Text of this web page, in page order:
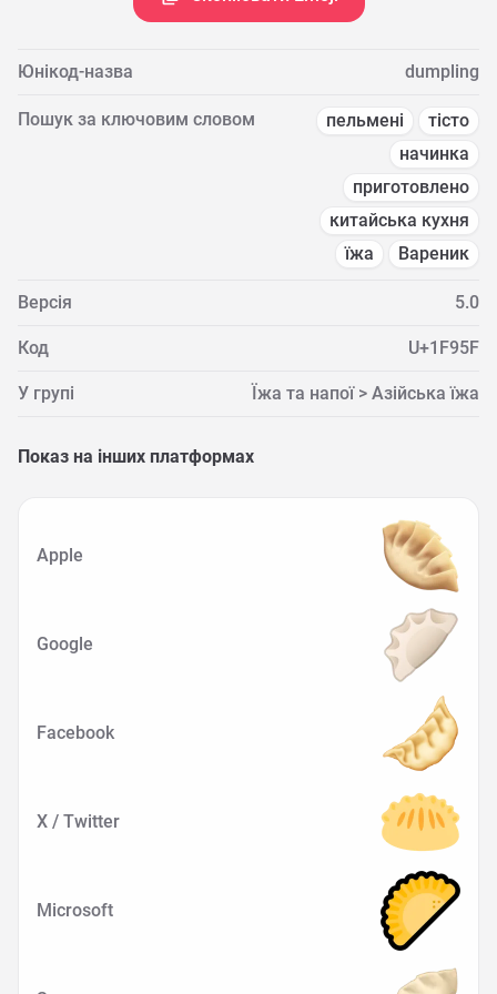
Юнікод-назва dumpling
Пошук за ключовим словом пельмені
тісто
начинка
приготовлено
китайська кухня
їжа
Вареник
Версія 5.0
Код U+1F95F
У групі Їжа та напої > Азійська їжа
Показ на інших платформах
Apple
Google
Facebook
X / Twitter
Microsoft